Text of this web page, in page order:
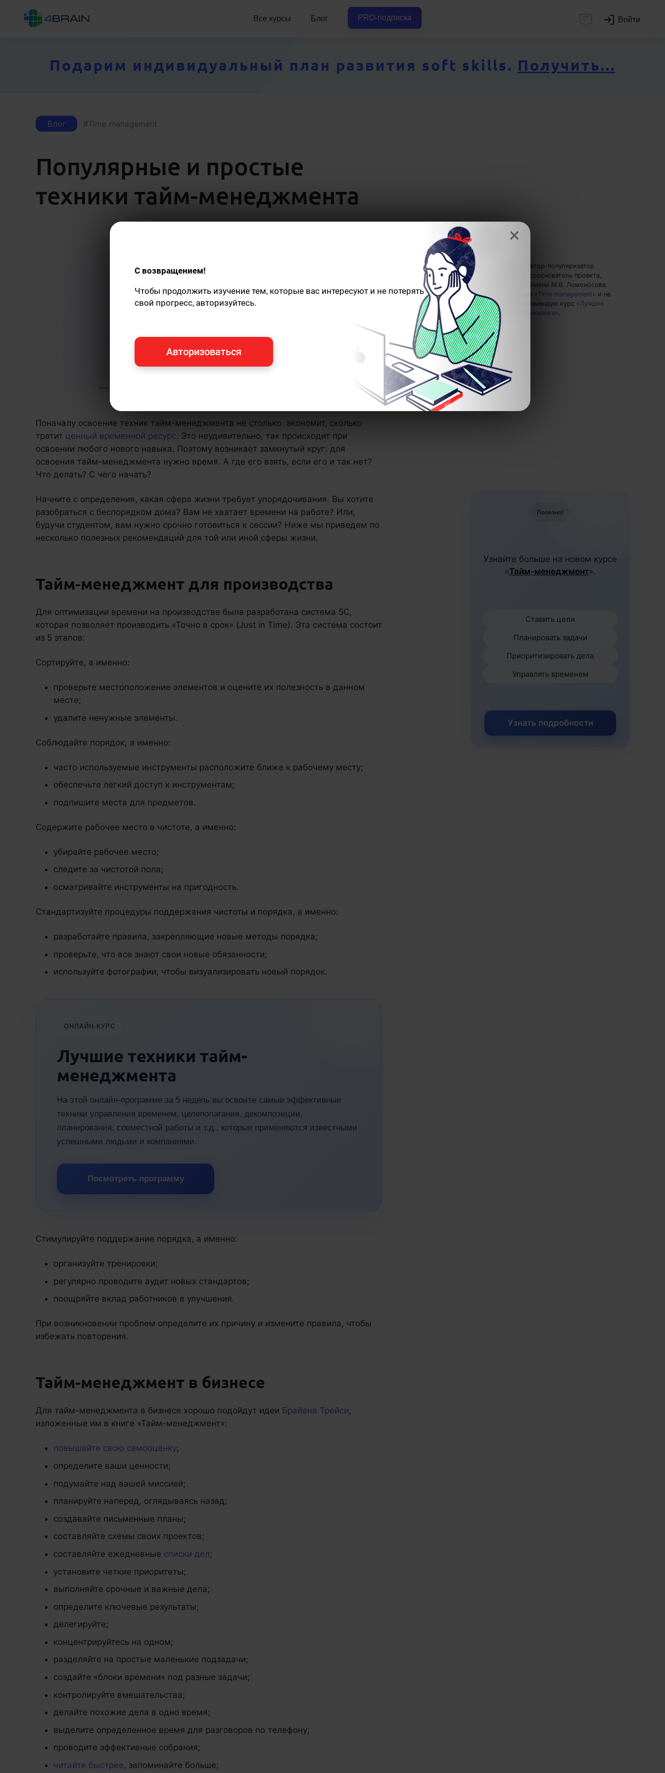
Все курсы Блог PRO-подписка Войти
Подарим индивидуальный план развития soft skills. Получить...
Блог Time management
Популярные и простые
техники тайм-менеджмента
Евгений Буянов
— автор-популяризатор
экспертных знаний, сооснователь проекта,
преподаватель МГУ имени М.В. Ломоносова.
Пишу статьи по теме
«Time management» и не
только, а также рекомендую курс «Лучшие
техники тайм-менеджмента».
Поначалу освоение техник тайм-менеджмента не столько экономит, сколько
тратит ценный временной ресурс. Это неудивительно, так происходит при
освоении любого нового навыка. Поэтому возникает замкнутый круг: для
освоения тайм-менеджмента нужно время. А где его взять, если его и так нет?
Что делать? С чего начать?
Начните с определения, какая сфера жизни требует упорядочивания. Вы хотите
разобраться с беспорядком дома? Вам не хватает времени на работе? Или,
будучи студентом, вам нужно срочно готовиться к сессии? Ниже мы приведем по
несколько полезных рекомендаций для той или иной сферы жизни.
Тайм-менеджмент для производства
Для оптимизации времени на производстве была разработана система 5С,
которая позволяет производить «Точно в срок» (Just in Time). Эта система состоит
из 5 этапов:
Сортируйте, а именно:
проверьте местоположение элементов и оцените их полезность в данном
месте;
удалите ненужные элементы.
Соблюдайте порядок, а именно:
часто используемые инструменты расположите ближе к рабочему месту;
обеспечьте легкий доступ к инструментам;
подпишите места для предметов.
Содержите рабочее место в чистоте, а именно:
убирайте рабочее место;
следите за чистотой пола;
осматривайте инструменты на пригодность.
Стандартизуйте процедуры поддержания чистоты и порядка, а именно:
разработайте правила, закрепляющие новые методы порядка;
проверьте, что все знают свои новые обязанности;
используйте фотографии, чтобы визуализировать новый порядок.
ОНЛАЙН-КУРС
Лучшие техники тайм-
менеджмента
На этой онлайн-программе за 5 недель вы освоите самые эффективные
техники управления временем, целеполагания, декомпозиции,
планирования, совместной работы и т.д., которые применяются известными
успешными людьми и компаниями.
Посмотреть программу
Cтимулируйте поддержание порядка, а именно:
организуйте тренировки;
регулярно проводите аудит новых стандартов;
поощряйте вклад работников в улучшения.
При возникновении проблем определите их причину и измените правила, чтобы
избежать повторения.
Тайм-менеджмент в бизнесе
Для тайм-менеджмента в бизнесе хорошо подойдут идеи Брайана Трейси,
изложенные им в книге «Тайм-менеджмент»:
повышайте свою самооценку;
определите ваши ценности;
подумайте над вашей миссией;
планируйте наперед, оглядываясь назад;
создавайте письменные планы;
составляйте схемы своих проектов;
составляйте ежедневные списки дел;
установите четкие приоритеты;
выполняйте срочные и важные дела;
определите ключевые результаты;
делегируйте;
концентрируйтесь на одном;
разделяйте на простые маленькие подзадачи;
создайте «блоки времени» под разные задачи;
контролируйте вмешательства;
делайте похожие дела в одно время;
выделите определенное время для разговоров по телефону;
проводите эффективные собрания;
читайте быстрее, запоминайте больше;
Полезно!
Узнайте больше на новом курсе
«Тайм-менеджмент».
Ставить цели
Планировать задачи
Приоритизировать дела
Управлять временем
Узнать подробности
×
С возвращением!
Чтобы продолжить изучение тем, которые вас интересуют и не потерять
свой прогресс, авторизуйтесь.
Авторизоваться